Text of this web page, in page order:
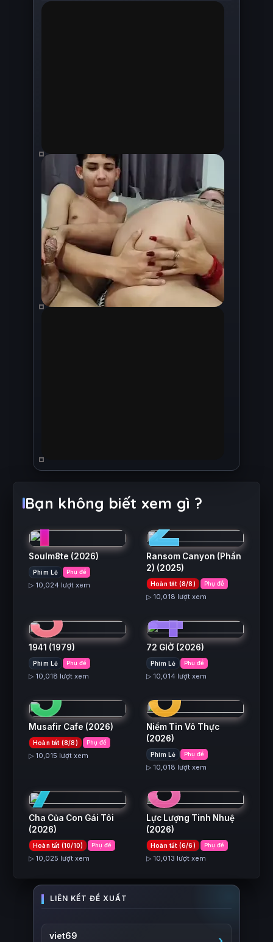
Bạn không biết xem gì ?
1
Soulm8te (2026)
Phim Lẻ Phụ đề
▷ 10,024 lượt xem
2
Ransom Canyon (Phần
2) (2025)
Hoàn tất (8/8) Phụ đề
▷ 10,018 lượt xem
3
1941 (1979)
Phim Lẻ Phụ đề
▷ 10,018 lượt xem
4
72 GIỜ (2026)
Phim Lẻ Phụ đề
▷ 10,014 lượt xem
5
Musafir Cafe (2026)
Hoàn tất (8/8) Phụ đề
▷ 10,015 lượt xem
6
Niềm Tin Vô Thực
(2026)
Phim Lẻ Phụ đề
▷ 10,018 lượt xem
7
Cha Của Con Gái Tôi
(2026)
Hoàn tất (10/10) Phụ đề
▷ 10,025 lượt xem
8
Lực Lượng Tinh Nhuệ
(2026)
Hoàn tất (6/6) Phụ đề
▷ 10,013 lượt xem
viet69